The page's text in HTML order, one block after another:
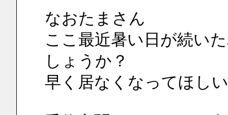
なおたまさん
ここ最近暑い日が続い
しょうか？
早く居なくなってほし